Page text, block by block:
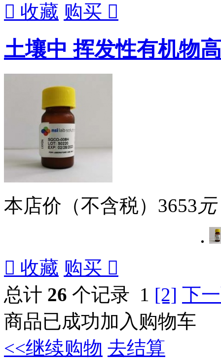
 收藏 购买 
土壤中 挥发性有机物
本店价（不含税） 3653 元
 收藏 购买 
总计 26 个记录 1 [2] 下
商品已成功加入购物车
<<继续购物 去结算